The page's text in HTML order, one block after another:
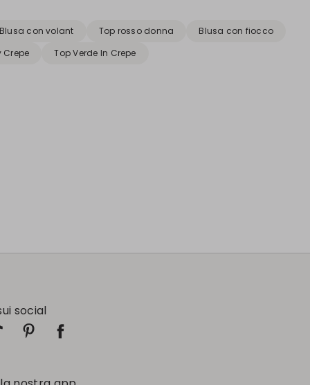
Blusa con volant Top rosso donna
Blusa con fiocco
Crepe Top Verde In Crepe
social